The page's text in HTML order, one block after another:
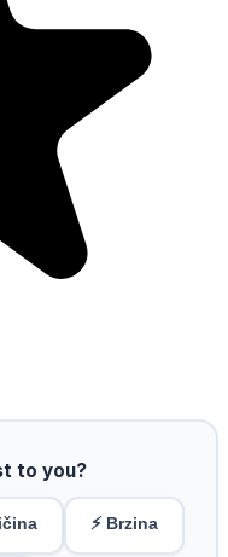
to you?
⚡ Brzina